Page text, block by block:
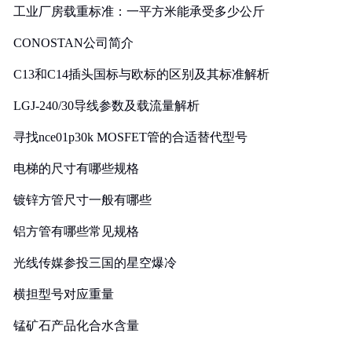
工业厂房载重标准：一平方米能承受多少公斤
CONOSTAN公司简介
C13和C14插头国标与欧标的区别及其标准解析
LGJ-240/30导线参数及载流量解析
寻找nce01p30k MOSFET管的合适替代型号
电梯的尺寸有哪些规格
镀锌方管尺寸一般有哪些
铝方管有哪些常见规格
光线传媒参投三国的星空爆冷
横担型号对应重量
锰矿石产品化合水含量